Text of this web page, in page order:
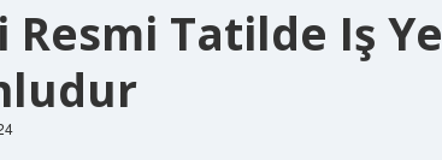
Resmi Tatilde Iş